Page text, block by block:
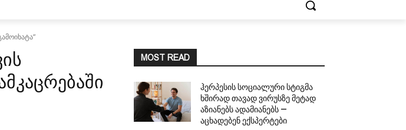
MOST READ
ჰერპესის სოციალური სტიგმა
ხშირად თავად ვირუსზე მეტად
აზიანებს ადამიანებს —
აცხადებენ ექსპერტები